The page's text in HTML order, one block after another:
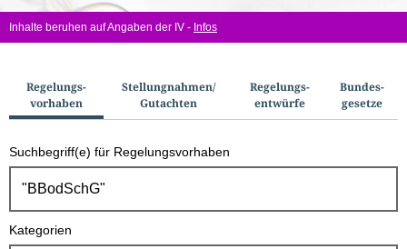
Inhalte beruhen auf Angaben der IV - Infos
u
c
h
o
Regelungs­
vorhaben
Stellungnahmen/​
Gutachten
Regelungs­
entwürfe
Bundes­
gesetze
Suchbegriff(e) für Regelungsvorhaben
Kategorien